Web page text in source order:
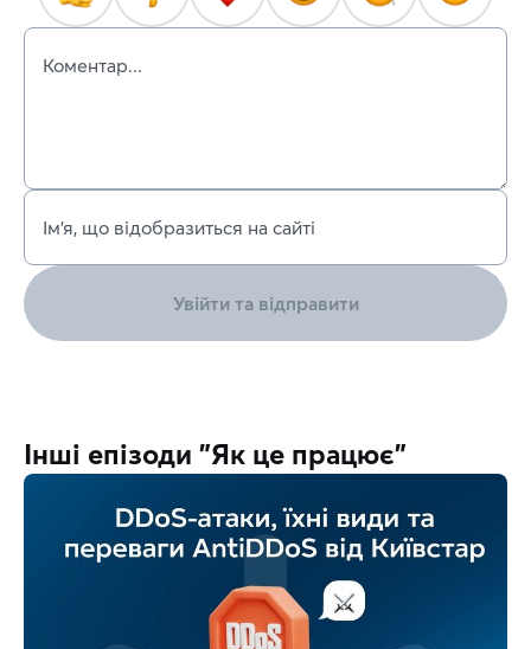
Коментар...
Ім’я, що відобразиться на сайті
Увійти та відправити
Інші епізоди "Як це працює"